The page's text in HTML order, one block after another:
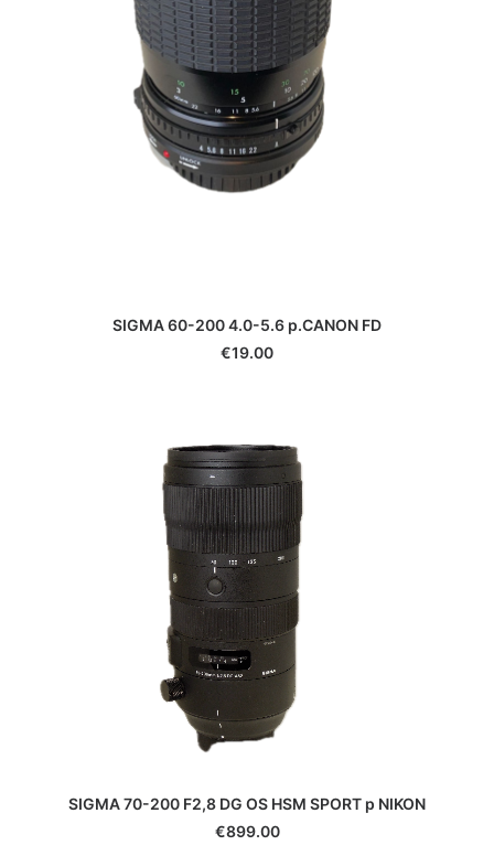
SIGMA 60-200 4.0-5.6 p.CANON FD
€19.00
SIGMA 70-200 F2,8 DG OS HSM SPORT p NIKON
€899.00